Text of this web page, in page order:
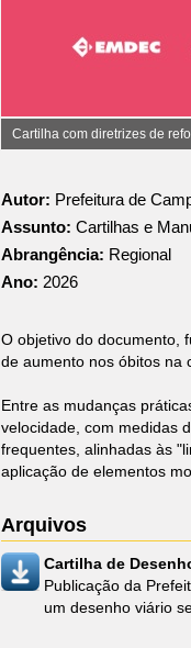
Cartilha com diretrizes de
Autor: Prefeitura de
Assunto: Cartilhas e
Abrangência: Regional
Ano: 2026
O objetivo do documento,
de aumento nos óbitos na
Entre as mudanças
velocidade, com medidas
frequentes, alinhadas às
aplicação de elementos
Arquivos
Cartilha de
Publicação da
um desenho viário